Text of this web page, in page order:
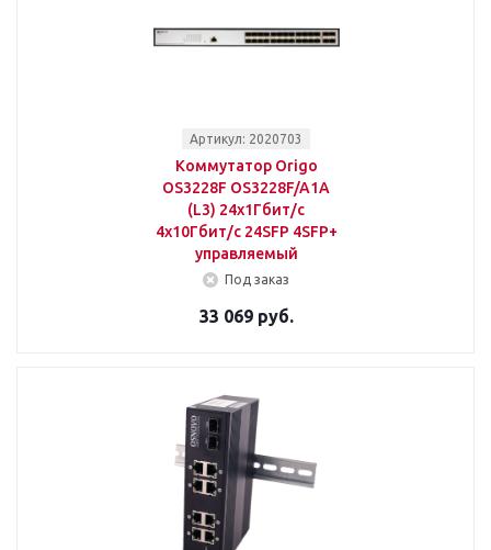
Артикул: 2020703
Коммутатор Origo
OS3228F OS3228F/A1A
(L3) 24x1Гбит/с
4x10Гбит/с 24SFP 4SFP+
управляемый
Под заказ
33 069 руб.